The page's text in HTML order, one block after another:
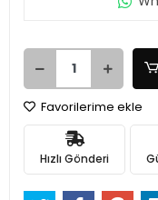
Favorilerime ekle
Hızlı Gönderi